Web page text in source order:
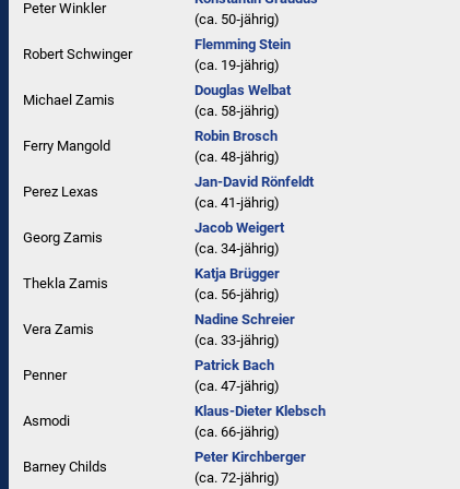
Peter Winkler
(ca. 50‑jährig)
Robert Schwinger
Flemming Stein
(ca. 19‑jährig)
Michael Zamis
Douglas Welbat
(ca. 58‑jährig)
Ferry Mangold
Robin Brosch
(ca. 48‑jährig)
Perez Lexas
Jan-David Rönfeldt
(ca. 41‑jährig)
Georg Zamis
Jacob Weigert
(ca. 34‑jährig)
Thekla Zamis
Katja Brügger
(ca. 56‑jährig)
Vera Zamis
Nadine Schreier
(ca. 33‑jährig)
Penner
Patrick Bach
(ca. 47‑jährig)
Asmodi
Klaus-Dieter Klebsch
(ca. 66‑jährig)
Barney Childs
Peter Kirchberger
(ca. 72‑jährig)